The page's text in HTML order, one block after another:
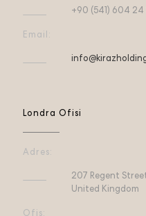
+90 (541) 604 24
Email:
Londra Ofisi
Adres:
207 Regent
United Kingdom